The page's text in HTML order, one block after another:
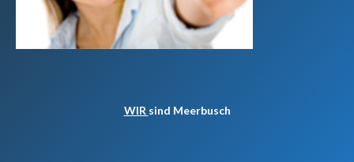
WIR sind Meerbusch